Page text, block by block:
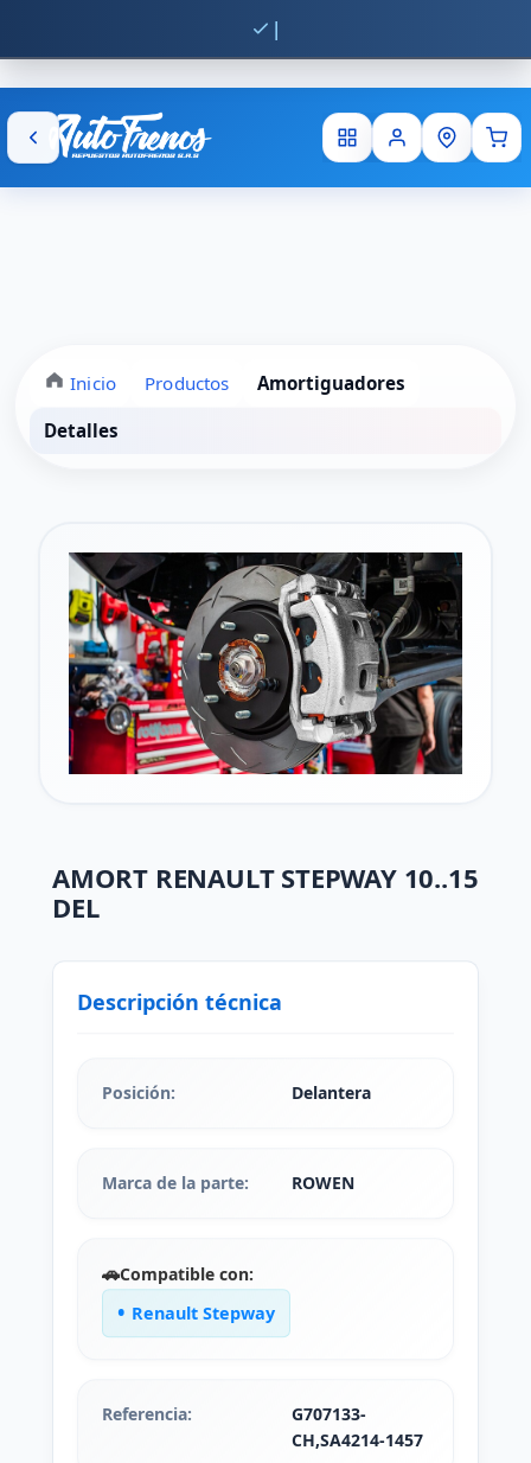
Env
Inicio Productos
Amortiguadores
Detalles
AMORT RENAULT STEPWAY 10..15
DEL
Descripción técnica
Posición: Delantera
Marca de la parte: ROWEN
🚗Compatible con:
Renault Stepway
Referencia:
G707133-
CH,SA4214-1457